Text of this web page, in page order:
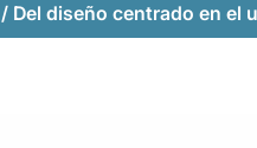
/ Del diseño centrado en el